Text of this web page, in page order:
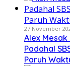
27 November
Alex Mesak
Padahal
Paruh